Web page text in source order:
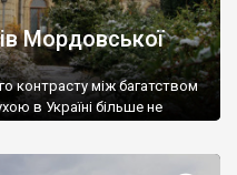
Мордовської
контрасту між багатством
в Україні більше не